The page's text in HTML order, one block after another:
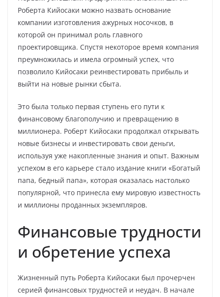
Роберта Кийосаки можно назвать основание
компании изготовления ажурных носочков, в
которой он принимал роль главного
проектировщика. Спустя некоторое время компания
преумножилась и имела огромный успех, что
позволило Кийосаки реинвестировать прибыль и
выйти на новые рынки сбыта.
Это была только первая ступень его пути к
финансовому благополучию и превращению в
миллионера. Роберт Кийосаки продолжал открывать
новые бизнесы и инвестировать свои деньги,
используя уже накопленные знания и опыт. Важным
успехом в его карьере стало издание книги «Богатый
папа, бедный папа», которая оказалась настолько
популярной, что принесла ему мировую известность
и миллионы проданных экземпляров.
Финансовые трудности
и обретение успеха
Жизненный путь Роберта Кийосаки был прочерчен
серией финансовых трудностей и неудач. В начале